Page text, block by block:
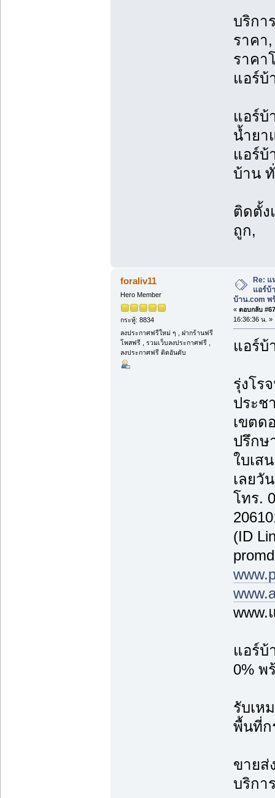
บริกา
ราคา
ราคา
แอร์บ้
แอร์บ้
น้ำยา
แอร์บ้
บ้าน
ติดตั้ง
ถูก,
foraliv11
Hero Member
กระทู้: 8834
ลงประกาศฟรีใหม่ ๆ , ฝากร้านฟรี
โพสฟรี , รวมเว็บลงประกาศฟรี ,
ลงประกาศฟรี ติดอันดับ
Re: แ
แอร์บ้
บ้าน.com พ
« ตอบกลับ
16:36:36 น. »
แอร์บ้
รุ่งโร
ประช
เขตด
ปรึกษ
ใบเส
เลยวั
โทร.
(ID
www.
แอร์บ้
0% พ
รับเห
พื้นที่ก
ขายส่
บริกา